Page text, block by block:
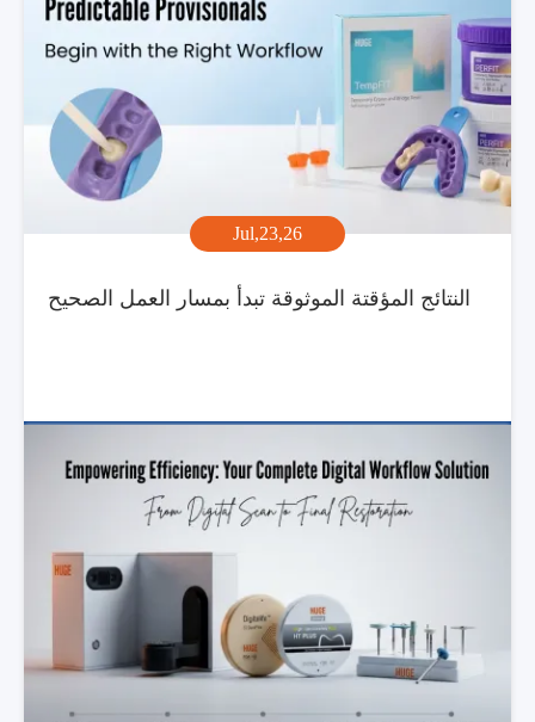
Jul,23,26
النتائج المؤقتة الموثوقة تبدأ بمسار العمل الصحيح